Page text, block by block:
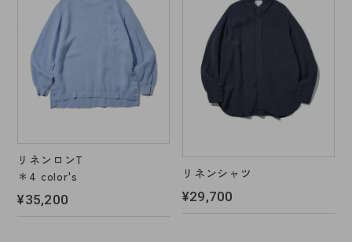
リネンロンT
＊4 color's
¥35,200
リネンシャツ
¥29,700